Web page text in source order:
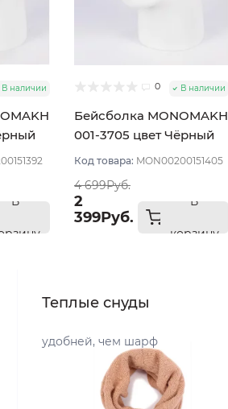
В наличии
В
0 В наличии
Бейсболка MONOMAKH
001-3705 цвет Чёрный
размер 58
Код товара: MON00200151405
4 699Руб.
2
399Руб.
В
корзину
Теплые снуды
удобней, чем шарф